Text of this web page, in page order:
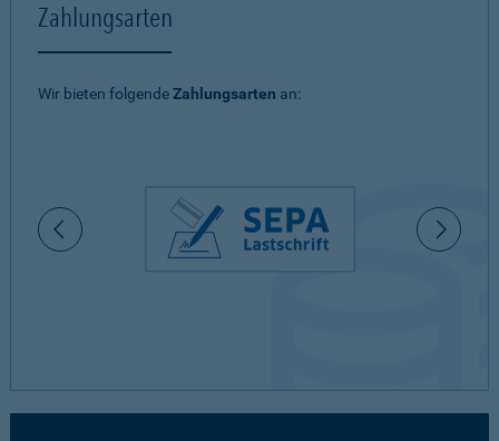
Zahlungsarten
Wir bieten folgendeZahlungsarten an: